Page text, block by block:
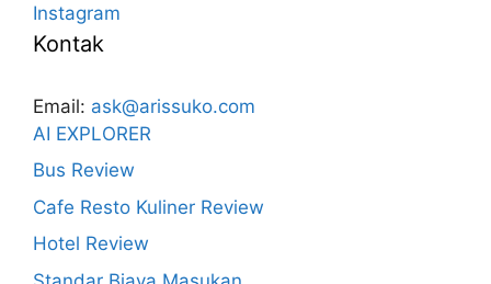
Instagram
Kontak
Email: ask@arissuko.com
AI EXPLORER
Bus Review
Cafe Resto Kuliner Review
Hotel Review